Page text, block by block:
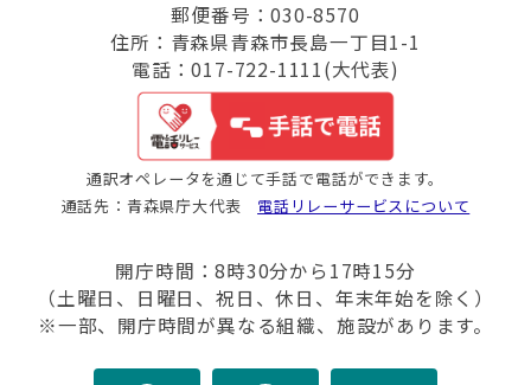
郵便番号：030-8570
住所：青森県青森市長島一丁目1-1
電話：017-722-1111(大代表)
通訳オペレータを通じて手話で電話ができます。
通話先：青森県庁大代表 電話リレーサービスについて
開庁時間：8時30分から17時15分
（土曜日、日曜日、祝日、休日、年末年始を除く）
※一部、開庁時間が異なる組織、施設があります。